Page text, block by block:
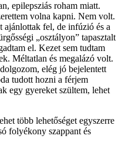
epilepsziás roham miatt.
volna kapni. Nem volt.
ajánlottak fel, de infúzió és a
„osztályon” tapasztalt
el. Kezet sem tudtam
Méltatlan és megalázó volt.
elég jó bejelentett
tudott hozni a férjem
egy gyereket szültem, lehet
több lehetőséget egyszerre
folyékony szappant és